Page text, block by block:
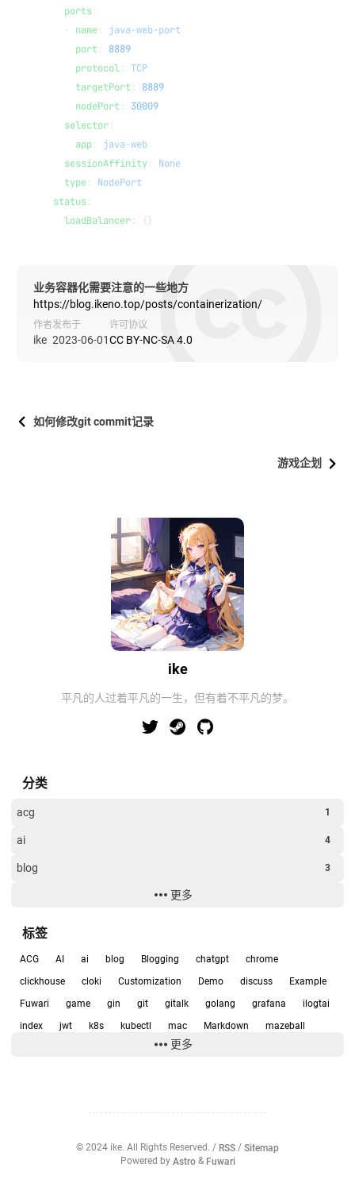
ike
平凡的人过着平凡的一生，但有着不平凡的梦。
分类
acg 1
ai 4
blog 3
Examples
git 1
k8s 1
software
更多
标签
ACG AI ai blog Blogging chatgpt
chrome
clickhouse
cloki Customization Demo discuss
Example
Fuwari
game gin git gitalk golang grafana
ilogtai
index
jwt k8s kubectl mac Markdown
mazeball
Privacy Policies
技术 日常 智能插座 杂谈 游戏
更多
  ports
:
name: java-web-port
    port
: 8889
    protocol
: TCP
    targetPort
: 8889
    nodePort
: 30009
  selector
:
    app
: java-web
  sessionAffinity
: None
  type
: NodePort
status:
  loadBalancer
: {}
业务容器化需要注意的一些地方
https://blog.ikeno.top/posts/containerization/
作者
ike
发布于
2023-06-01
许可协议
CC BY-NC-SA 4.0
如何修改git commit记录
游戏企划
© 2024 ike. All Rights Reserved. / RSS / Sitemap
Powered by Astro& Fuwari